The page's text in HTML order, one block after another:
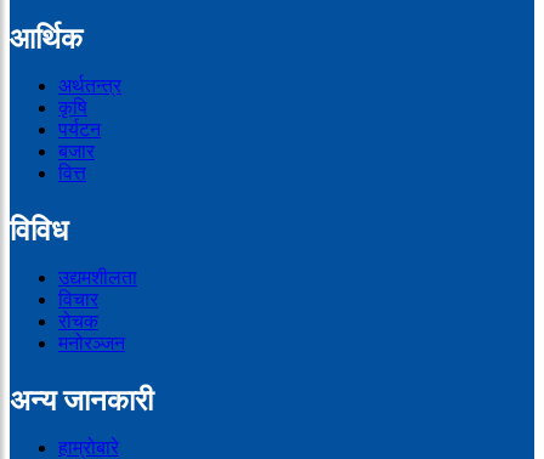
आर्थिक
अर्थतन्त्र
कृषि
पर्यटन
बजार
वित्त
विविध
उद्यमशीलता
विचार
रोचक
मनोरञ्जन
अन्य जानकारी
हाम्रोबारे